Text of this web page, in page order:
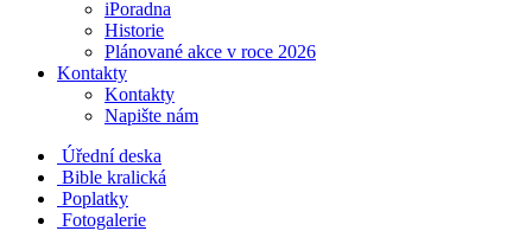
iPoradna
Historie
Plánované akce v roce 2026
Kontakty
Kontakty
Napište nám
Úřední deska
Bible kralická
Poplatky
Fotogalerie